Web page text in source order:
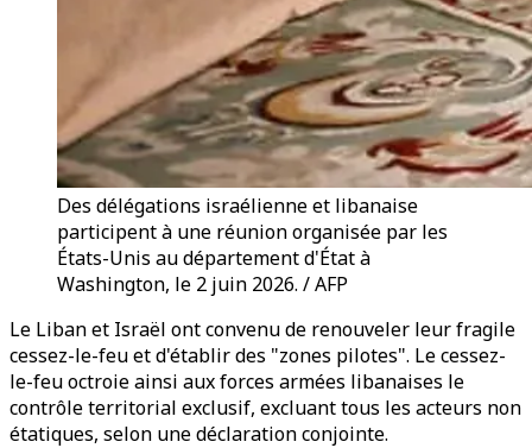
Des délégations israélienne et libanaise
participent à une réunion organisée par les
États-Unis au département d'État à
Washington, le 2 juin 2026. / AFP
Le Liban et Israël ont convenu de renouveler leur fragile
cessez-le-feu et d'établir des "zones pilotes". Le cessez-
le-feu octroie ainsi aux forces armées libanaises le
contrôle territorial exclusif, excluant tous les acteurs non
étatiques, selon une déclaration conjointe.